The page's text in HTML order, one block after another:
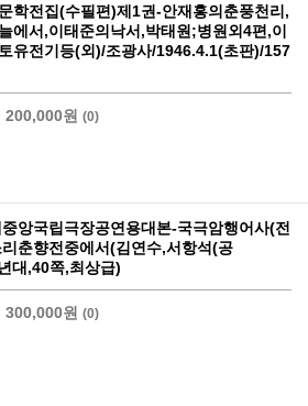
학전집(수필편)제1권-안재홍의춘풍천리,
에서,이태준의낙서,박태원;병원외4편,이
유전기등(외)/조광사/1946.4.1(초판)/157
200,000원 (0)
앙국립극장공연용대본-국극암행어사(전
춘향전중에서(김연수,서항석(공
대,40쪽,최상급)
300,000원 (0)